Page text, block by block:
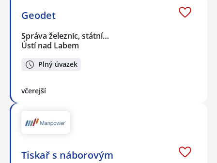
Geodet
Správa železnic, státní…
Ústí nad Labem
Plný úvazek
včerejší
Tiskař s náborovým